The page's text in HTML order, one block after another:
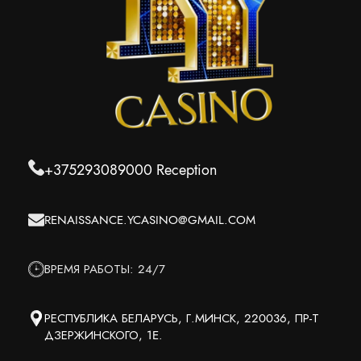
+375293089000 Reception
RENAISSANCE.YCASINO@GMAIL.COM
ВРЕМЯ РАБОТЫ: 24/7
РЕСПУБЛИКА БЕЛАРУСЬ, Г.МИНСК, 220036, ПР-Т
ДЗЕРЖИНСКОГО, 1E.